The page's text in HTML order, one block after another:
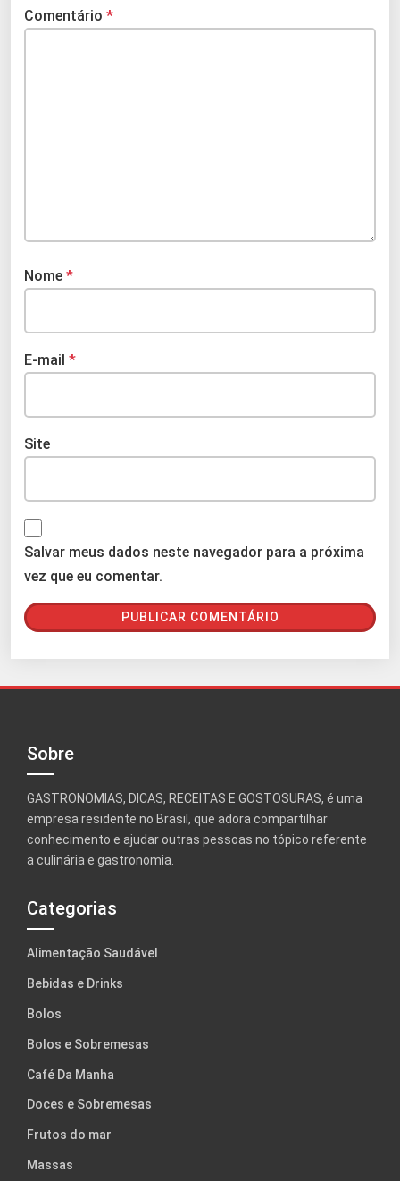
Comentário *
Nome *
E-mail *
Site
Salvar meus dados neste navegador para a próxima
vez que eu comentar.
Sobre
GASTRONOMIAS, DICAS, RECEITAS E GOSTOSURAS, é uma
empresa residente no Brasil, que adora compartilhar
conhecimento e ajudar outras pessoas no tópico referente
a culinária e gastronomia.
Categorias
Alimentação Saudável
Bebidas e Drinks
Bolos
Bolos e Sobremesas
Café Da Manha
Doces e Sobremesas
Frutos do mar
Massas